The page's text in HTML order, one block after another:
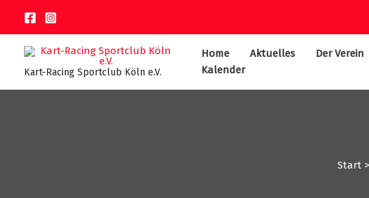
Inhalt
Kart-Racing Sportclub Köln e.V.
Home Aktuelles Der Verein
Kalender
Start